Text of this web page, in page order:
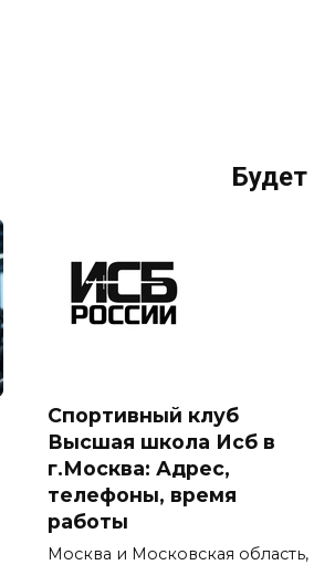
Будет
Спортивный клуб
Высшая школа Исб в
г.Москва: Адрес,
телефоны, время
работы
Москва и Московская область,